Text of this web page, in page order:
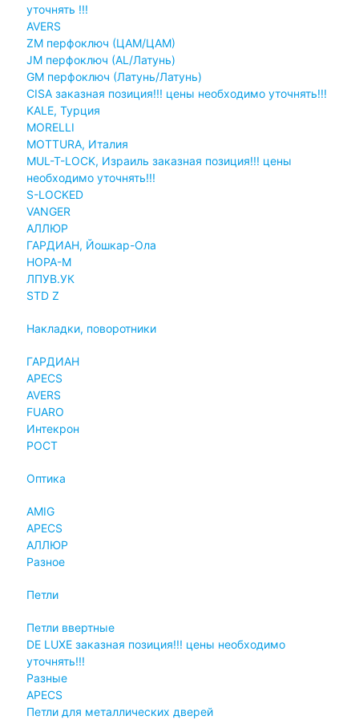
уточнять !!!
AVERS
ZM перфоключ (ЦАМ/ЦАМ)
JМ перфоключ (АL/Латунь)
GM перфоключ (Латунь/Латунь)
CISA заказная позиция!!! цены необходимо уточнять!!!
KALE, Турция
MORELLI
MOTTURA, Италия
MUL-T-LOCK, Израиль заказная позиция!!! цены
необходимо уточнять!!!
S-LOCKED
VANGER
АЛЛЮР
ГАРДИАН, Йошкар-Ола
НОРА-М
ЛПУВ.УК
STD Z
Накладки, поворотники
ГАРДИАН
APECS
AVERS
FUARO
Интекрон
РОСТ
Оптика
AMIG
APECS
АЛЛЮР
Разное
Петли
Петли ввертные
DE LUXE заказная позиция!!! цены необходимо
уточнять!!!
Разные
APECS
Петли для металлических дверей